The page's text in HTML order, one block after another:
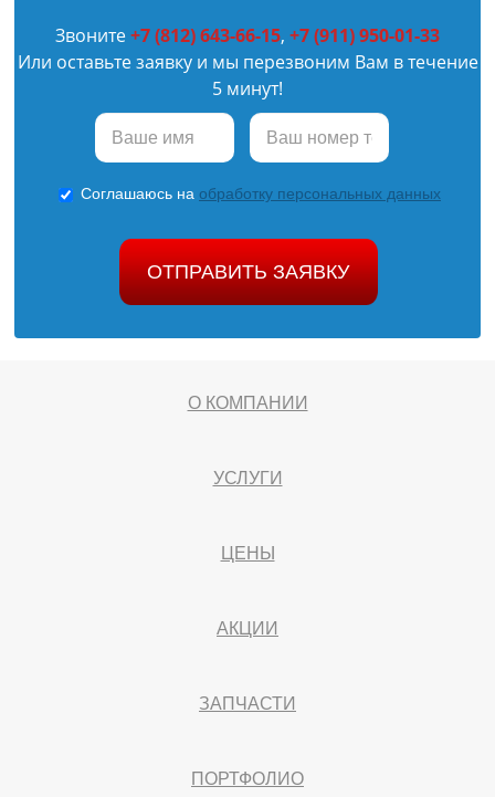
Звоните+7 (812) 643-66-15, +7 (911) 950-01-33
Или оставьте заявку и мы перезвоним Вам в течение
5 минут!
Соглашаюсь на обработку персональных данных
ОТПРАВИТЬ ЗАЯВКУ
О КОМПАНИИ
УСЛУГИ
ЦЕНЫ
АКЦИИ
ЗАПЧАСТИ
ПОРТФОЛИО